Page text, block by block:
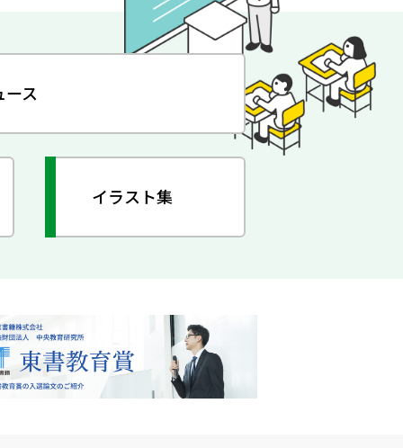
ース
イラスト集